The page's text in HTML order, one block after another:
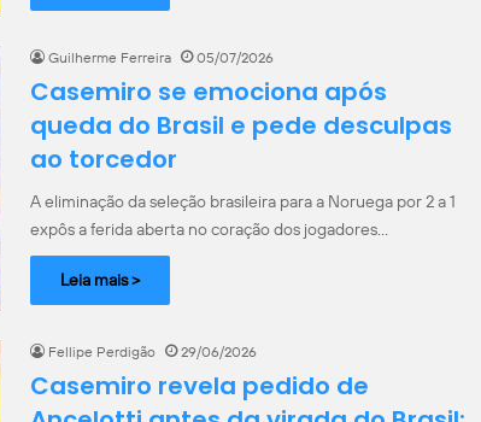
Guilherme Ferreira 05/07/2026
Casemiro se emociona após
queda do Brasil e pede desculpas
ao torcedor
A eliminação da seleção brasileira para a Noruega por 2 a 1
expôs a ferida aberta no coração dos jogadores…
Leia mais >
Fellipe Perdigão 29/06/2026
Casemiro revela pedido de